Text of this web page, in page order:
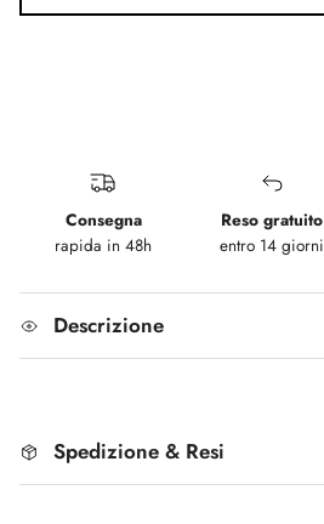
Consegna
rapida in 48h
Reso gratuito
entro 14 giorni
Descrizione
Spedizione & Resi